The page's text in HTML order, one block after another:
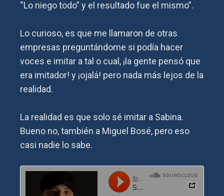
“Lo niego todo” y el resultado fue el mismo”.
Lo curioso, es que me llamaron de otras
empresas preguntándome si podía hacer
voces e imitar a tal o cual, ¡la gente pensó que
era imitador! y ¡ojalá! pero nada más lejos de la
realidad.
La realidad es que solo sé imitar a Sabina.
Bueno no, también a Miguel Bosé, pero eso
casi nadie lo sabe.